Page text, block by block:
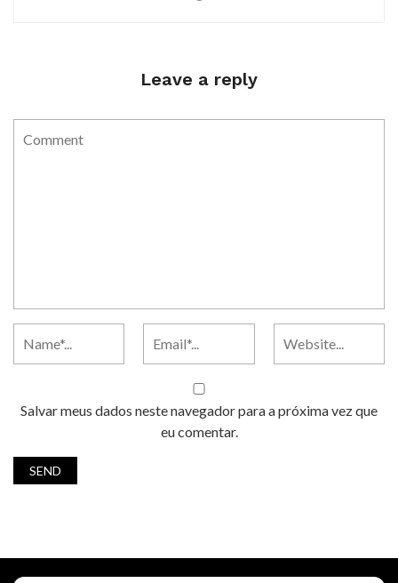
Leave a reply
Salvar meus dados neste navegador para a próxima vez que
eu comentar.